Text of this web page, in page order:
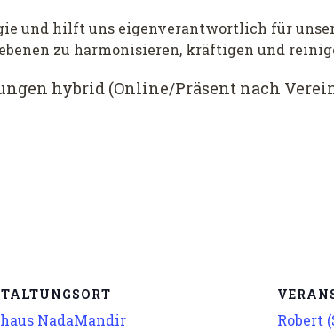
und hilft uns eigenverantwortlich für
zu harmonisieren, kräftigen und
hybrid (Online/Präsent nach
NadaMandir
Robert